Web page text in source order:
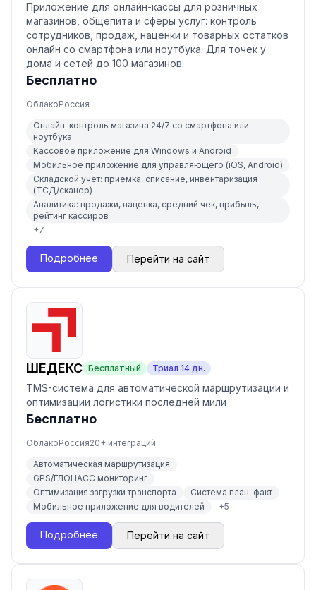
Приложение для онлайн-кассы для розничных
магазинов, общепита и сферы услуг: контроль
сотрудников, продаж, наценки и товарных остатков
онлайн со смартфона или ноутбука. Для точек у
дома и сетей до 100 магазинов.
Бесплатно
ОблакоРоссия
Онлайн-контроль магазина 24/7 со смартфона или
ноутбука
Кассовое приложение для Windows и Android
Мобильное приложение для управляющего (iOS, Android)
Складской учёт: приёмка, списание, инвентаризация
(ТСД/сканер)
Аналитика: продажи, наценка, средний чек, прибыль,
рейтинг кассиров
+7
Подробнее Перейти на сайт
ШЕДЕКС Бесплатный Триал 14 дн.
TMS-система для автоматической маршрутизации и
оптимизации логистики последней мили
Бесплатно
ОблакоРоссия20+ интеграций
Автоматическая маршрутизация
GPS/ГЛОНАСС мониторинг
Оптимизация загрузки транспорта
Система план-факт
Мобильное приложение для водителей
+5
Подробнее Перейти на сайт